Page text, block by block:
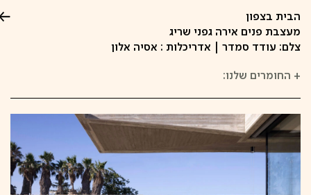
הבית בצפון
מעצבת פנים אירה גפני שריג
צלם: עודד סמדר | אדריכלות : אסיה אלון
+ החומרים שלנו: